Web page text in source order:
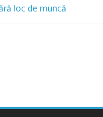
loc de muncă